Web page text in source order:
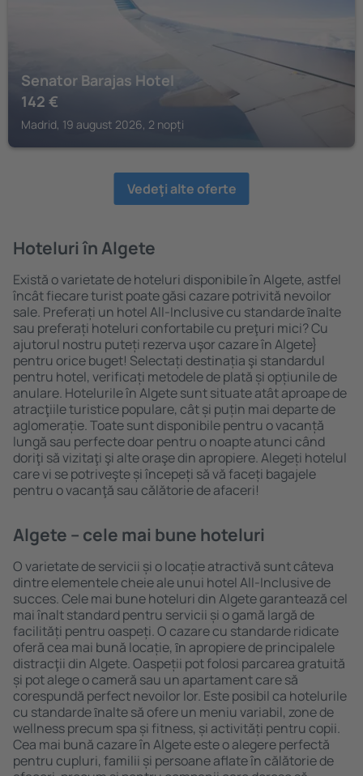
Senator Barajas Hotel
142 €
Madrid, 19 august 2026, 2 nopți
Vedeţi alte oferte
Hoteluri în Algete
Există o varietate de hoteluri disponibile în Algete, astfel
încât fiecare turist poate găsi cazare potrivită nevoilor
sale. Preferați un hotel All-Inclusive cu standarde ȋnalte
sau preferați hoteluri confortabile cu preţuri mici? Cu
ajutorul nostru puteți rezerva uşor cazare în Algete}
pentru orice buget! Selectați destinația şi standardul
pentru hotel, verificați metodele de plată și opțiunile de
anulare. Hotelurile în Algete sunt situate atât aproape de
atracţiile turistice populare, cât și puțin mai departe de
aglomerație. Toate sunt disponibile pentru o vacanță
lungă sau perfecte doar pentru o noapte atunci când
doriţi să vizitaţi şi alte oraşe din apropiere. Alegeți hotelul
care vi se potriveşte și începeți să vă faceți bagajele
pentru o vacanţă sau călătorie de afaceri!
Algete – cele mai bune hoteluri
O varietate de servicii și o locație atractivă sunt câteva
dintre elementele cheie ale unui hotel All-Inclusive de
succes. Cele mai bune hoteluri din Algete garantează cel
mai înalt standard pentru servicii și o gamă largă de
facilități pentru oaspeți. O cazare cu standarde ridicate
oferă cea mai bună locație, ȋn apropiere de principalele
distracţii din Algete. Oaspeții pot folosi parcarea gratuită
și pot alege o cameră sau un apartament care să
corespundă perfect nevoilor lor. Este posibil ca hotelurile
cu standarde ȋnalte să ofere un meniu variabil, zone de
wellness precum spa și fitness, și activități pentru copii.
Cea mai bună cazare în Algete este o alegere perfectă
pentru cupluri, familii și persoane aflate în călătorie de